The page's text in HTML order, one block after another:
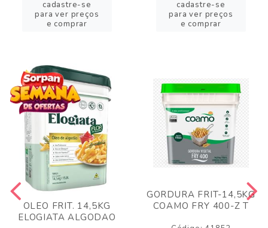
cadastre-se
para ver preços
e comprar
cadastre-se
para ver preços
e comprar
OLEO FRIT. 14,5KG
ELOGIATA ALGODAO
GORDURA FRIT-14,5KG
COAMO FRY 400-Z T